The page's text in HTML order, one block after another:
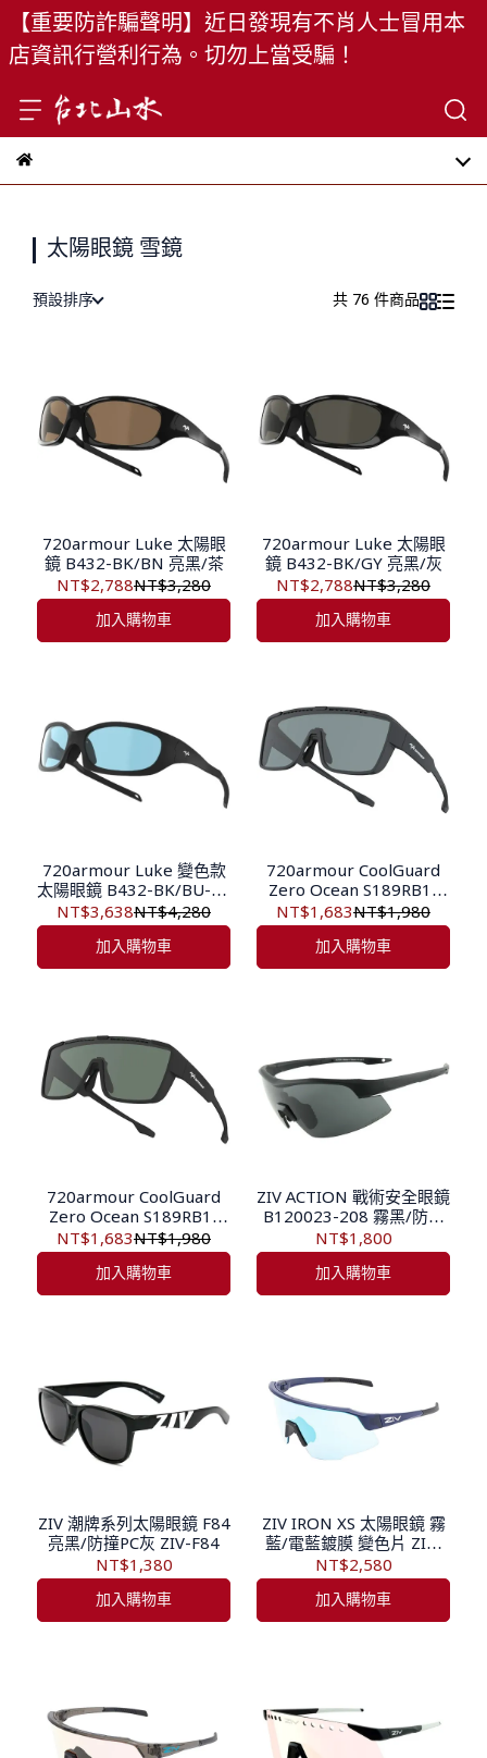
【重要防詐騙聲明】近日發現有不肖人士冒用本
店資訊行營利行為。切勿上當受騙！
太陽眼鏡 雪鏡
預設排序 共 76 件商品
720armour Luke 太陽眼
鏡 B432-BK/BN 亮黑/茶
NT$2,788NT$3,280
加入購物車
720armour Luke 太陽眼
鏡 B432-BK/GY 亮黑/灰
NT$2,788NT$3,280
加入購物車
720armour Luke 變色款
太陽眼鏡 B432-BK/BU-PX
消光黑/超藍-變色
NT$3,638NT$4,280
加入購物車
720armour CoolGuard
Zero Ocean S189RB1-
BK/GY-PL 偏光太陽眼鏡
消光黑/灰
NT$1,683NT$1,980
加入購物車
720armour CoolGuard
Zero Ocean S189RB1-
BK/GN-PL 偏光太陽眼鏡
消光黑/墨綠
NT$1,683NT$1,980
加入購物車
ZIV ACTION 戰術安全眼鏡
B120023-208 霧黑/防霧
PC灰片 ZIV-208
NT$1,800
加入購物車
ZIV 潮牌系列太陽眼鏡 F84
亮黑/防撞PC灰 ZIV-F84
NT$1,380
加入購物車
ZIV IRON XS 太陽眼鏡 霧
藍/電藍鍍膜 變色片 ZIV-
283 B130283
NT$2,580
加入購物車